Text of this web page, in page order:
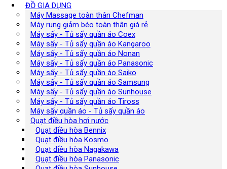
ĐỒ GIA DỤNG
Máy Massage toàn thân Chefman
Máy rung giảm béo toàn thân giá rẻ
Máy sấy - Tủ sấy quần áo Coex
Máy sấy - Tủ sấy quần áo Kangaroo
Máy sấy - Tủ sấy quần áo Nonan
Máy sấy - Tủ sấy quần áo Panasonic
Máy sấy - Tủ sấy quần áo Saiko
Máy sấy - Tủ sấy quần áo Samsung
Máy sấy - Tủ sấy quần áo Sunhouse
Máy sấy - Tủ sấy quần áo Tiross
Máy sấy quần áo - Tủ sấy quần áo
Quạt điều hòa hơi nước
Quạt điều hòa Bennix
Quạt điều hòa Kosmo
Quạt điều hòa Nagakawa
Quạt điều hòa Panasonic